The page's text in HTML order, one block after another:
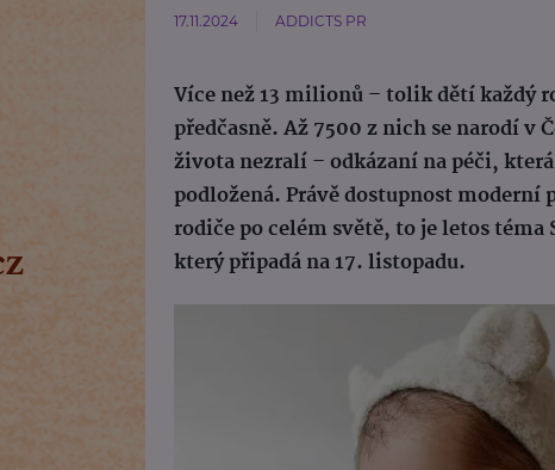
17.11.2024 ADDICTS PR
Více než 13 milionů – tolik dětí každý
předčasně. Až 7500 z nich se narodí
života nezralí – odkázaní na péči,
podložená. Právě dostupnost moderní
rodiče po celém světě, to je letos
který připadá na 17. listopadu.